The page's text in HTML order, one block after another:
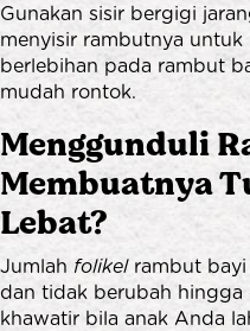
Gunakan sisir bergigi
menyisir rambutnya
berlebihan pada rambut
mudah rontok.
Menggunduli
Membuatnya
Lebat?
Jumlah folikelrambut bayi
dan tidak berubah hingga
khawatir bila anak Anda